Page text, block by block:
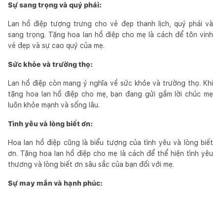
Sự sang trọng và quý phái:
Lan hồ điệp tượng trưng cho vẻ đẹp thanh lịch, quý phái và
sang trọng. Tặng hoa lan hồ điệp cho mẹ là cách để tôn vinh
vẻ đẹp và sự cao quý của mẹ.
Sức khỏe và trường thọ:
Lan hồ điệp còn mang ý nghĩa về sức khỏe và trường thọ. Khi
tặng hoa lan hồ điệp cho mẹ, bạn đang gửi gắm lời chúc mẹ
luôn khỏe mạnh và sống lâu.
Tình yêu và lòng biết ơn:
Hoa lan hồ điệp cũng là biểu tượng của tình yêu và lòng biết
ơn. Tặng hoa lan hồ điệp cho mẹ là cách để thể hiện tình yêu
thương và lòng biết ơn sâu sắc của bạn đối với mẹ.
Sự may mắn và hạnh phúc: